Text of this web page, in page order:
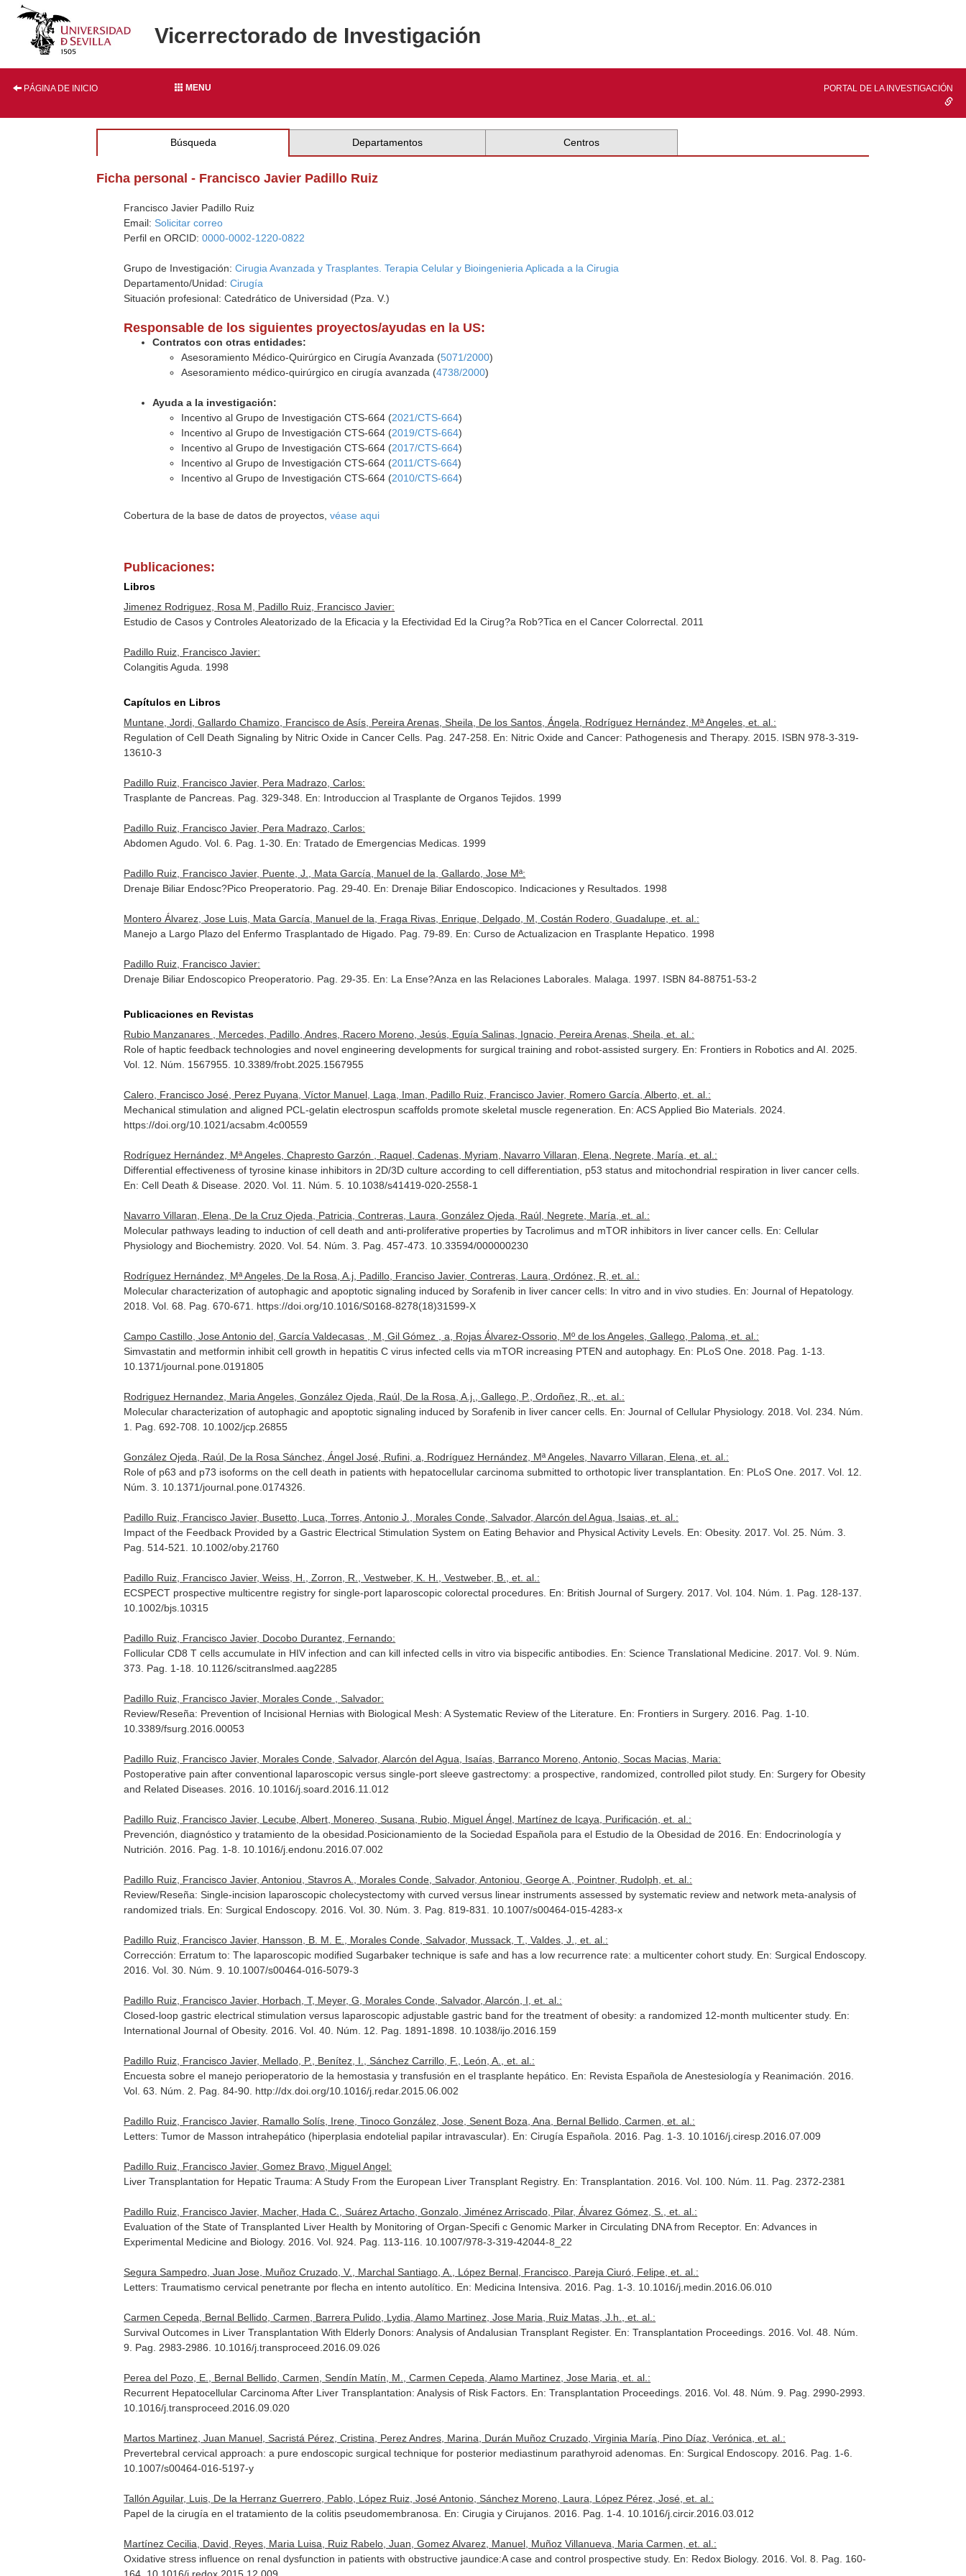
Vicerrectorado de Investigación
PÁGINA DE INICIO MENU PORTAL DE LA INVESTIGACIÓN
Búsqueda Departamentos Centros
Ficha personal - Francisco Javier Padillo Ruiz
Francisco Javier Padillo Ruiz
Email: Solicitar correo
Perfil en ORCID:0000-0002-1220-0822
Grupo de Investigación:Cirugia Avanzada y Trasplantes. Terapia Celular y Bioingenieria Aplicada a la Cirugia
Departamento/Unidad:Cirugía
Situación profesional: Catedrático de Universidad (Pza. V.)
Responsable de los siguientes proyectos/ayudas en la US:
Contratos con otras entidades:
Asesoramiento Médico-Quirúrgico en Cirugía Avanzada (5071/2000)
Asesoramiento médico-quirúrgico en cirugía avanzada (4738/2000)
Ayuda a la investigación:
Incentivo al Grupo de Investigación CTS-664 (2021/CTS-664)
Incentivo al Grupo de Investigación CTS-664 (2019/CTS-664)
Incentivo al Grupo de Investigación CTS-664 (2017/CTS-664)
Incentivo al Grupo de Investigación CTS-664 (2011/CTS-664)
Incentivo al Grupo de Investigación CTS-664 (2010/CTS-664)
Cobertura de la base de datos de proyectos,véase aqui
Publicaciones:
Libros
Jimenez Rodriguez, Rosa M, Padillo Ruiz, Francisco Javier:
Estudio de Casos y Controles Aleatorizado de la Eficacia y la Efectividad Ed la Cirug?a Rob?Tica en el Cancer Colorrectal. 2011
Padillo Ruiz, Francisco Javier:
Colangitis Aguda. 1998
Capítulos en Libros
Muntane, Jordi, Gallardo Chamizo, Francisco de Asís, Pereira Arenas, Sheila, De los Santos, Ángela, Rodríguez Hernández, Mª Angeles, et. al.:
Regulation of Cell Death Signaling by Nitric Oxide in Cancer Cells. Pag. 247-258. En: Nitric Oxide and Cancer: Pathogenesis and Therapy. 2015. ISBN 978-3-319-
13610-3
Padillo Ruiz, Francisco Javier, Pera Madrazo, Carlos:
Trasplante de Pancreas. Pag. 329-348. En: Introduccion al Trasplante de Organos Tejidos . 1999
Padillo Ruiz, Francisco Javier, Pera Madrazo, Carlos:
Abdomen Agudo. Vol. 6. Pag. 1-30. En: Tratado de Emergencias Medicas . 1999
Padillo Ruiz, Francisco Javier, Puente, J., Mata García, Manuel de la, Gallardo, Jose Mª:
Drenaje Biliar Endosc?Pico Preoperatorio. Pag. 29-40. En: Drenaje Biliar Endoscopico. Indicaciones y Resultados . 1998
Montero Álvarez, Jose Luis, Mata García, Manuel de la, Fraga Rivas, Enrique, Delgado, M, Costán Rodero, Guadalupe, et. al.:
Manejo a Largo Plazo del Enfermo Trasplantado de Higado. Pag. 79-89. En: Curso de Actualizacion en Trasplante Hepatico . 1998
Padillo Ruiz, Francisco Javier:
Drenaje Biliar Endoscopico Preoperatorio. Pag. 29-35. En: La Ense?Anza en las Relaciones Laborales . Malaga. 1997. ISBN 84-88751-53-2
Publicaciones en Revistas
Rubio Manzanares , Mercedes, Padillo, Andres, Racero Moreno, Jesús, Eguía Salinas, Ignacio, Pereira Arenas, Sheila, et. al.:
Role of haptic feedback technologies and novel engineering developments for surgical training and robot-assisted surgery. En: Frontiers in Robotics and AI . 2025.
Vol. 12. Núm. 1567955. 10.3389/frobt.2025.1567955
Calero, Francisco José, Perez Puyana, Víctor Manuel, Laga, Iman, Padillo Ruiz, Francisco Javier, Romero García, Alberto, et. al.:
Mechanical stimulation and aligned PCL-gelatin electrospun scaffolds promote skeletal muscle regeneration. En: ACS Applied Bio Materials . 2024.
https://doi.org/10.1021/acsabm.4c00559
Rodríguez Hernández, Mª Angeles, Chapresto Garzón , Raquel, Cadenas, Myriam, Navarro Villaran, Elena, Negrete, María, et. al.:
Differential effectiveness of tyrosine kinase inhibitors in 2D/3D culture according to cell differentiation, p53 status and mitochondrial respiration in liver cancer cells.
En: Cell Death & Disease . 2020. Vol. 11. Núm. 5. 10.1038/s41419-020-2558-1
Navarro Villaran, Elena, De la Cruz Ojeda, Patricia, Contreras, Laura, González Ojeda, Raúl, Negrete, María, et. al.:
Molecular pathways leading to induction of cell death and anti-proliferative properties by Tacrolimus and mTOR inhibitors in liver cancer cells. En: Cellular
Physiology and Biochemistry. 2020. Vol. 54. Núm. 3. Pag. 457-473. 10.33594/000000230
Rodríguez Hernández, Mª Angeles, De la Rosa, A.j, Padillo, Franciso Javier, Contreras, Laura, Ordónez, R, et. al.:
Molecular characterization of autophagic and apoptotic signaling induced by Sorafenib in liver cancer cells: In vitro and in vivo studies. En: Journal of Hepatology.
2018. Vol. 68. Pag. 670-671. https://doi.org/10.1016/S0168-8278(18)31599-X
Campo Castillo, Jose Antonio del, García Valdecasas , M, Gil Gómez , a, Rojas Álvarez-Ossorio, Mº de los Angeles, Gallego, Paloma, et. al.:
Simvastatin and metformin inhibit cell growth in hepatitis C virus infected cells via mTOR increasing PTEN and autophagy. En: PLoS One . 2018. Pag. 1-13.
10.1371/journal.pone.0191805
Rodriguez Hernandez, Maria Angeles, González Ojeda, Raúl, De la Rosa, A.j., Gallego, P., Ordoñez, R., et. al.:
Molecular characterization of autophagic and apoptotic signaling induced by Sorafenib in liver cancer cells. En: Journal of Cellular Physiology. 2018. Vol. 234. Núm.
1. Pag. 692-708. 10.1002/jcp.26855
González Ojeda, Raúl, De la Rosa Sánchez, Ángel José, Rufini, a, Rodríguez Hernández, Mª Angeles, Navarro Villaran, Elena, et. al.:
Role of p63 and p73 isoforms on the cell death in patients with hepatocellular carcinoma submitted to orthotopic liver transplantation. En: PLoS One . 2017. Vol. 12.
Núm. 3. 10.1371/journal.pone.0174326.
Padillo Ruiz, Francisco Javier, Busetto, Luca, Torres, Antonio J., Morales Conde, Salvador, Alarcón del Agua, Isaias, et. al.:
Impact of the Feedback Provided by a Gastric Electrical Stimulation System on Eating Behavior and Physical Activity Levels. En: Obesity. 2017. Vol. 25. Núm. 3.
Pag. 514-521. 10.1002/oby.21760
Padillo Ruiz, Francisco Javier, Weiss, H., Zorron, R., Vestweber, K. H., Vestweber, B., et. al.:
ECSPECT prospective multicentre registry for single-port laparoscopic colorectal procedures. En: British Journal of Surgery. 2017. Vol. 104. Núm. 1. Pag. 128-137.
10.1002/bjs.10315
Padillo Ruiz, Francisco Javier, Docobo Durantez, Fernando:
Follicular CD8 T cells accumulate in HIV infection and can kill infected cells in vitro via bispecific antibodies. En: Science Translational Medicine . 2017. Vol. 9. Núm.
373. Pag. 1-18. 10.1126/scitranslmed.aag2285
Padillo Ruiz, Francisco Javier, Morales Conde , Salvador:
Review/Reseña: Prevention of Incisional Hernias with Biological Mesh: A Systematic Review of the Literature. En: Frontiers in Surgery. 2016. Pag. 1-10.
10.3389/fsurg.2016.00053
Padillo Ruiz, Francisco Javier, Morales Conde, Salvador, Alarcón del Agua, Isaías, Barranco Moreno, Antonio, Socas Macias, Maria:
Postoperative pain after conventional laparoscopic versus single-port sleeve gastrectomy: a prospective, randomized, controlled pilot study. En: Surgery for Obesity
and Related Diseases . 2016. 10.1016/j.soard.2016.11.012
Padillo Ruiz, Francisco Javier, Lecube, Albert, Monereo, Susana, Rubio, Miguel Ángel, Martínez de Icaya, Purificación, et. al.:
Prevención, diagnóstico y tratamiento de la obesidad.Posicionamiento de la Sociedad Española para el Estudio de la Obesidad de 2016. En: Endocrinología y
Nutrición . 2016. Pag. 1-8. 10.1016/j.endonu.2016.07.002
Padillo Ruiz, Francisco Javier, Antoniou, Stavros A., Morales Conde, Salvador, Antoniou, George A., Pointner, Rudolph, et. al.:
Review/Reseña: Single-incision laparoscopic cholecystectomy with curved versus linear instruments assessed by systematic review and network meta-analysis of
randomized trials. En: Surgical Endoscopy. 2016. Vol. 30. Núm. 3. Pag. 819-831. 10.1007/s00464-015-4283-x
Padillo Ruiz, Francisco Javier, Hansson, B. M. E., Morales Conde, Salvador, Mussack, T., Valdes, J., et. al.:
Corrección: Erratum to: The laparoscopic modified Sugarbaker technique is safe and has a low recurrence rate: a multicenter cohort study. En: Surgical Endoscopy.
2016. Vol. 30. Núm. 9. 10.1007/s00464-016-5079-3
Padillo Ruiz, Francisco Javier, Horbach, T, Meyer, G, Morales Conde, Salvador, Alarcón, I, et. al.:
Closed-loop gastric electrical stimulation versus laparoscopic adjustable gastric band for the treatment of obesity: a randomized 12-month multicenter study. En:
International Journal of Obesity. 2016. Vol. 40. Núm. 12. Pag. 1891-1898. 10.1038/ijo.2016.159
Padillo Ruiz, Francisco Javier, Mellado, P., Benítez, I., Sánchez Carrillo, F., León, A., et. al.:
Encuesta sobre el manejo perioperatorio de la hemostasia y transfusión en el trasplante hepático. En: Revista Española de Anestesiología y Reanimación . 2016.
Vol. 63. Núm. 2. Pag. 84-90. http://dx.doi.org/10.1016/j.redar.2015.06.002
Padillo Ruiz, Francisco Javier, Ramallo Solís, Irene, Tinoco González, Jose, Senent Boza, Ana, Bernal Bellido, Carmen, et. al.:
Letters: Tumor de Masson intrahepático (hiperplasia endotelial papilar intravascular). En: Cirugía Española . 2016. Pag. 1-3. 10.1016/j.ciresp.2016.07.009
Padillo Ruiz, Francisco Javier, Gomez Bravo, Miguel Angel:
Liver Transplantation for Hepatic Trauma: A Study From the European Liver Transplant Registry. En: Transplantation . 2016. Vol. 100. Núm. 11. Pag. 2372-2381
Padillo Ruiz, Francisco Javier, Macher, Hada C., Suárez Artacho, Gonzalo, Jiménez Arriscado, Pilar, Álvarez Gómez, S., et. al.:
Evaluation of the State of Transplanted Liver Health by Monitoring of Organ-Specifi c Genomic Marker in Circulating DNA from Receptor. En: Advances in
Experimental Medicine and Biology. 2016. Vol. 924. Pag. 113-116. 10.1007/978-3-319-42044-8_22
Segura Sampedro, Juan Jose, Muñoz Cruzado, V., Marchal Santiago, A., López Bernal, Francisco, Pareja Ciuró, Felipe, et. al.:
Letters: Traumatismo cervical penetrante por flecha en intento autolítico. En: Medicina Intensiva . 2016. Pag. 1-3. 10.1016/j.medin.2016.06.010
Carmen Cepeda, Bernal Bellido, Carmen, Barrera Pulido, Lydia, Alamo Martinez, Jose Maria, Ruiz Matas, J.h., et. al.:
Survival Outcomes in Liver Transplantation With Elderly Donors: Analysis of Andalusian Transplant Register. En: Transplantation Proceedings . 2016. Vol. 48. Núm.
9. Pag. 2983-2986. 10.1016/j.transproceed.2016.09.026
Perea del Pozo, E., Bernal Bellido, Carmen, Sendín Matín, M., Carmen Cepeda, Alamo Martinez, Jose Maria, et. al.:
Recurrent Hepatocellular Carcinoma After Liver Transplantation: Analysis of Risk Factors. En: Transplantation Proceedings . 2016. Vol. 48. Núm. 9. Pag. 2990-2993.
10.1016/j.transproceed.2016.09.020
Martos Martinez, Juan Manuel, Sacristá Pérez, Cristina, Perez Andres, Marina, Durán Muñoz Cruzado, Virginia María, Pino Díaz, Verónica, et. al.:
Prevertebral cervical approach: a pure endoscopic surgical technique for posterior mediastinum parathyroid adenomas. En: Surgical Endoscopy. 2016. Pag. 1-6.
10.1007/s00464-016-5197-y
Tallón Aguilar, Luis, De la Herranz Guerrero, Pablo, López Ruiz, José Antonio, Sánchez Moreno, Laura, López Pérez, José, et. al.:
Papel de la cirugía en el tratamiento de la colitis pseudomembranosa. En: Cirugia y Cirujanos . 2016. Pag. 1-4. 10.1016/j.circir.2016.03.012
Martínez Cecilia, David, Reyes, Maria Luisa, Ruiz Rabelo, Juan, Gomez Alvarez, Manuel, Muñoz Villanueva, Maria Carmen, et. al.:
Oxidative stress influence on renal dysfunction in patients with obstructive jaundice:A case and control prospective study. En: Redox Biology. 2016. Vol. 8. Pag. 160-